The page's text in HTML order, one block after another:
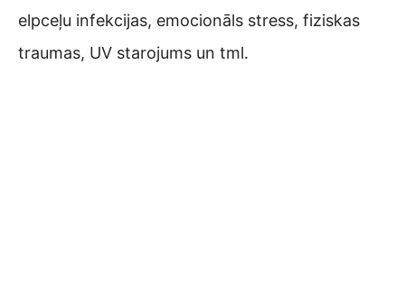
elpceļu infekcijas, emocionāls stress, fiziskas
traumas, UV starojums un tml.